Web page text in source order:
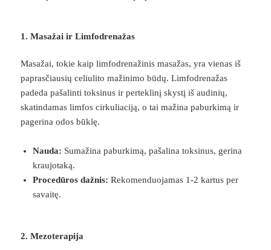
1. Masažai ir Limfodrenažas
Masažai, tokie kaip limfodrenažinis masažas, yra vienas iš
paprasčiausių celiulito mažinimo būdų. Limfodrenažas
padeda pašalinti toksinus ir perteklinį skystį iš audinių,
skatindamas limfos cirkuliaciją, o tai mažina paburkimą ir
pagerina odos būklę.
Nauda: Sumažina paburkimą, pašalina toksinus, gerina
kraujotaką.
Procedūros dažnis: Rekomenduojamas 1-2 kartus per
savaitę.
2. Mezoterapija